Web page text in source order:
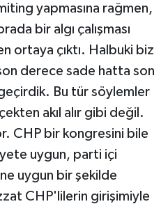
yapmasına rağmen,
bir algı çalışması
ortaya çıktı. Halbuki biz
derece sade hatta son
Bu tür söylemler
akıl alır gibi değil.
CHP bir kongresini bile
uygun, parti içi
uygun bir şekilde
CHP'lilerin girişimiyle